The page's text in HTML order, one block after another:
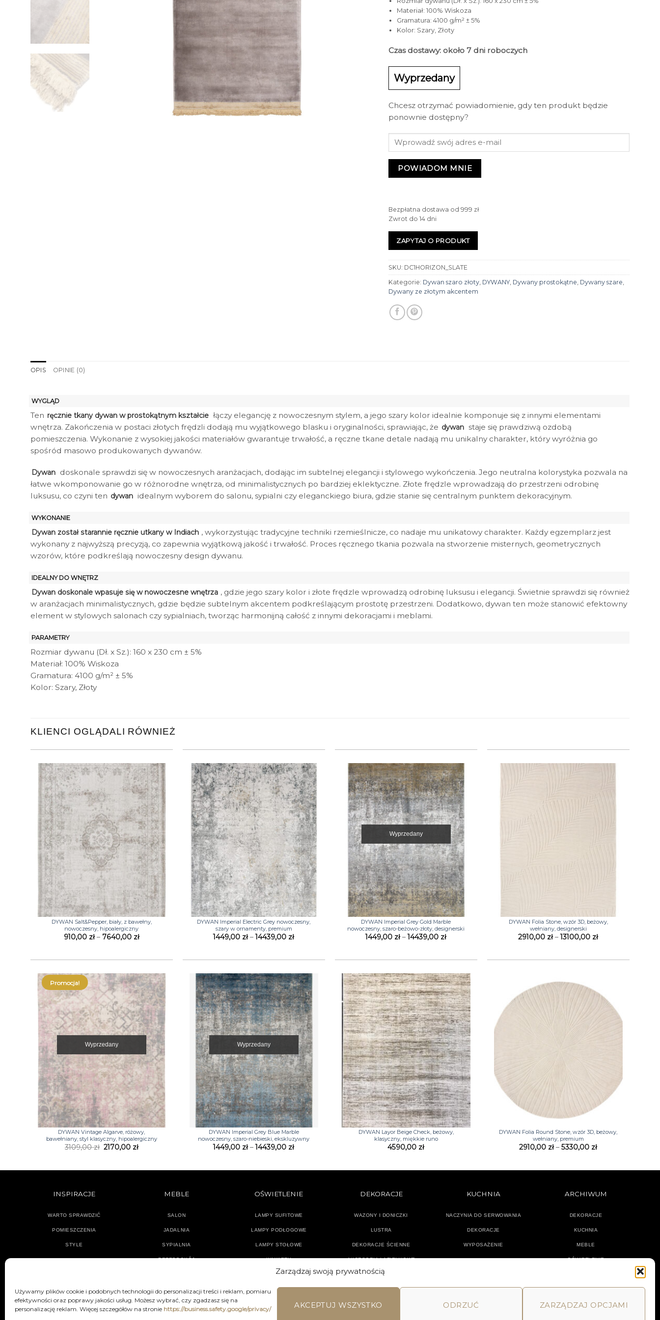
Zarządzaj swoją prywatnością
Używamy plików cookie i podobnych technologii do personalizacji treści i reklam, pomiaru
efektywności oraz poprawy jakości usług. Możesz wybrać, czy zgadzasz się na
personalizację reklam. Więcej szczegółów na stronie https://business.safety.google/privacy/ AKCEPTUJ WSZYSTKO ODRZUĆ ZARZĄDZAJ OPCJAMI
Materiał: 100% Wiskoza
Gramatura: 4100 g/m² ± 5%
Kolor: Szary, Złoty
Czas dostawy: około 7 dni roboczych
Wyprzedany
Chcesz otrzymać powiadomienie, gdy ten produkt będzie
ponownie dostępny?
POWIADOM MNIE
Bezpłatna dostawa od 999 zł
Zwrot do 14 dni
ZAPYTAJ O PRODUKT
SKU: DC1HORIZON_SLATE
Kategorie: Dywan szaro złoty DYWANY, Dywany prostokątne Dywany szare
Dywany ze złotym akcentem
OPIS OPINIE (0)
WYGLĄD
Ten ręcznie tkany dywan w prostokątnym kształcie łączy elegancję z nowoczesnym stylem, a jego szary kolor idealnie komponuje się z innymi elementami
wnętrza. Zakończenia w postaci złotych frędzli dodają mu wyjątkowego blasku i oryginalności, sprawiając, że dywan staje się prawdziwą ozdobą
pomieszczenia. Wykonanie z wysokiej jakości materiałów gwarantuje trwałość, a ręczne tkane detale nadają mu unikalny charakter, który wyróżnia go
spośród masowo produkowanych dywanów.
Dywan doskonale sprawdzi się w nowoczesnych aranżacjach, dodając im subtelnej elegancji i stylowego wykończenia. Jego neutralna kolorystyka pozwala na
łatwe wkomponowanie go w różnorodne wnętrza, od minimalistycznych po bardziej eklektyczne. Złote frędzle wprowadzają do przestrzeni odrobinę
luksusu, co czyni ten dywan idealnym wyborem do salonu, sypialni czy eleganckiego biura, gdzie stanie się centralnym punktem dekoracyjnym.
WYKONANIE
Dywan został starannie ręcznie utkany w Indiach , wykorzystując tradycyjne techniki rzemieślnicze, co nadaje mu unikatowy charakter. Każdy egzemplarz jest
wykonany z najwyższą precyzją, co zapewnia wyjątkową jakość i trwałość. Proces ręcznego tkania pozwala na stworzenie misternych, geometrycznych
wzorów, które podkreślają nowoczesny design dywanu.
IDEALNY DO WNĘTRZ
Dywan doskonale wpasuje się w nowoczesne wnętrza , gdzie jego szary kolor i złote frędzle wprowadzą odrobinę luksusu i elegancji. Świetnie sprawdzi się również
w aranżacjach minimalistycznych, gdzie będzie subtelnym akcentem podkreślającym prostotę przestrzeni. Dodatkowo, dywan ten może stanowić efektowny
element w stylowych salonach czy sypialniach, tworząc harmonijną całość z innymi dekoracjami i meblami.
PARAMETRY
Rozmiar dywanu (Dł. x Sz.): 160 x 230 cm ± 5%
Materiał: 100% Wiskoza
Gramatura: 4100 g/m² ± 5%
Kolor: Szary, Złoty
KLIENCI OGLĄDALI RÓWNIEŻ
+
DYWAN Salt&Pepper, biały, z bawełny,
nowoczesny, hipoalergiczny
910,00 zł – 7640,00 złZakres
do
+
DYWAN Imperial Electric Grey nowoczesny,
szary w ornamenty, premium
1449,00 zł – 14439,00 złZakres
do
+
Wyprzedany
DYWAN Imperial Grey Gold Marble
nowoczesny, szaro-beżowo-złoty, designerski
1449,00 zł – 14439,00 złZakres
do
DYWAN Folia Stone, wzór 3D, beżowy,
wełniany, designerski
2910,00 zł – 13100,00 złZakres
do
Promocja!
+
Wyprzedany
DYWAN Vintage Algarve, różowy,
bawełniany, styl klasyczny, hipoalergiczny
3109,00zł Pierwotna
cena
2170,00 złAktualna
+
Wyprzedany
DYWAN Imperial Grey Blue Marble
nowoczesny, szaro-niebieski, ekskluzywny
1449,00 zł – 14439,00 złZakres
do
+
DYWAN Layor Beige Check, beżowy,
klasyczny, miękkie runo
4590,00 zł
DYWAN Folia Round Stone, wzór 3D, beżowy,
wełniany, premium
2910,00 zł – 5330,00 złZakres
do
INSPIRACJE
WARTO SPRAWDZIĆ
POMIESZCZENIA
STYLE
MEBLE
SALON
JADALNIA
SYPIALNIA
PRZEDPOKÓJ
OŚWIETLENIE
LAMPY SUFITOWE
LAMPY PODŁOGOWE
LAMPY STOŁOWE
KINKIETY
DEKORACJE
WAZONY I DONICZKI
LUSTRA
DEKORACJE ŚCIENNE
AKCESORIA ŁAZIENKOWE
TEKSTYLIA
DODATKI
KUCHNIA
NACZYNIA DO SERWOWANIA
DEKORACJE
WYPOSAŻENIE
ARCHIWUM
DEKORACJE
KUCHNIA
MEBLE
OŚWIETLENIE